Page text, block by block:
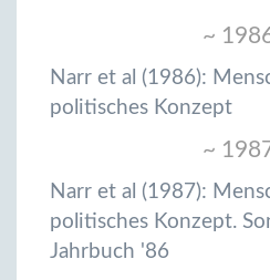
~
Narr et al (1986):
politisches Konzept
~
Narr et al (1987):
politisches Konzept.
Jahrbuch '86